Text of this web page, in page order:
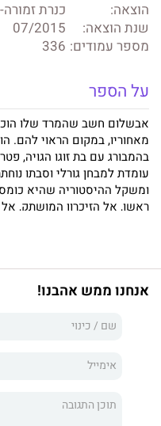
הוצאה:
כנרת
שנת הוצאה:
07/2015
מספר עמודים: 336
על הספר
אבשלום חשב שהמרד שלו
מאחוריו, במקום הראוי להם.
בהמבורג עם בת זוגו הגויה,
עומדת למבחן גורלי וסבתו
ומשקל ההיסטוריה שהיא
ראשו, אל הזיכרון המושתק,
המקשקשות ועיני המכרים
מעמיק, ואביתר מתקדם אל
אבשלום שרק הוא יכול
להישיר מבט אל פחדיו
ללכוד את תמציתה המזוקקת
המרה־מתוקה של ההתבגרות
בחנות המשפחתית, ונארגות
אנחנו ממש אהבנו!